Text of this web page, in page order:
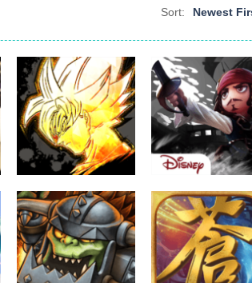
Sort: Newest
DRAGON BALL
LEGENDS 七龍珠
激戰傳說 修改器
1.1.0
17.5K
卡牌戰鬥
神鬼奇航 M 修改
1.8.9